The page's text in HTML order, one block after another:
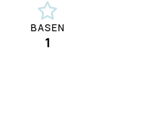
BASEN
1